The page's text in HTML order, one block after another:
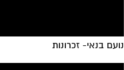
נועם בנאי- זכרונות